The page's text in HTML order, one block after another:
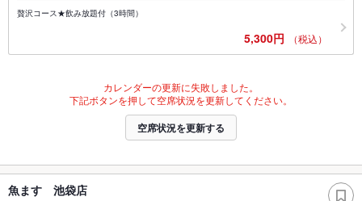
贅沢コース★飲み放題付（3時間）
5,300円 （税込）
カレンダーの更新に失敗しました。
下記ボタンを押して空席状況を更新してください。
空席状況を更新する
魚ます 池袋店